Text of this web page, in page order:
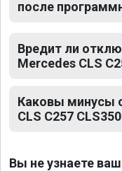
после
Вредит ли
Mercedes CLS
Каковы минусы
CLS C257
Вы не узнаете